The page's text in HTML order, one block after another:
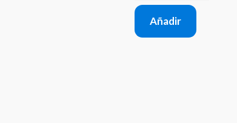
20
Unidades
Añadir